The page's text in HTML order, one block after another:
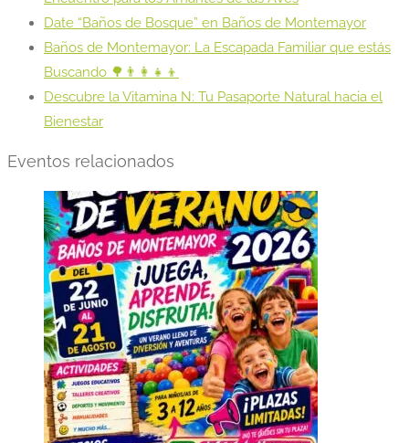
Date “Baños de Bosque” en Baños de Montemayor
Baños de Montemayor: La Escapada Familiar que estás
Buscando 🌳👨‍👩‍👧‍👦
Descubre la Vitamina N: Tu Pasaporte Natural hacia el
Bienestar
Eventos relacionados